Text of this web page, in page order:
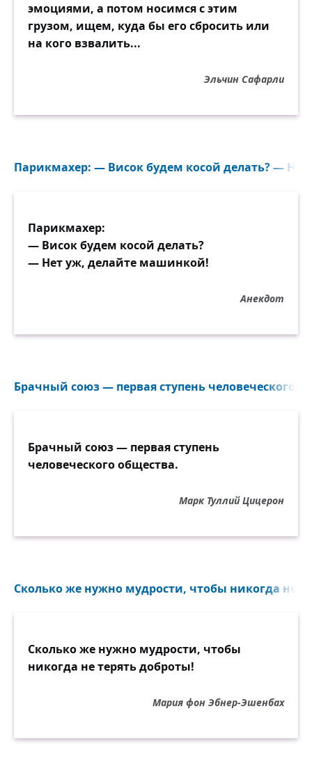
эмоциями, а потом носимся с этим
грузом, ищем, куда бы его сбросить или
на кого взвалить...
Эльчин Сафарли
Парикмахер: — Висок будем косой делать? —
Парикмахер:
— Висок будем косой делать?
— Нет уж, делайте машинкой!
Анекдот
Брачный союз — первая ступень человеческого
Брачный союз — первая ступень
человеческого общества.
Марк Туллий Цицерон
Сколько же нужно мудрости, чтобы никогда не
Сколько же нужно мудрости, чтобы
никогда не терять доброты!
Мария фон Эбнер-Эшенбах